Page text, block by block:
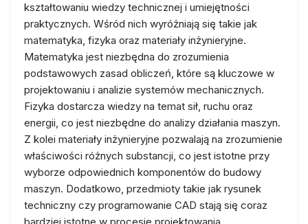
kształtowaniu wiedzy technicznej i umiejętności
praktycznych. Wśród nich wyróżniają się takie jak
matematyka, fizyka oraz materiały inżynieryjne.
Matematyka jest niezbędna do zrozumienia
podstawowych zasad obliczeń, które są kluczowe w
projektowaniu i analizie systemów mechanicznych.
Fizyka dostarcza wiedzy na temat sił, ruchu oraz
energii, co jest niezbędne do analizy działania maszyn.
Z kolei materiały inżynieryjne pozwalają na zrozumienie
właściwości różnych substancji, co jest istotne przy
wyborze odpowiednich komponentów do budowy
maszyn. Dodatkowo, przedmioty takie jak rysunek
techniczny czy programowanie CAD stają się coraz